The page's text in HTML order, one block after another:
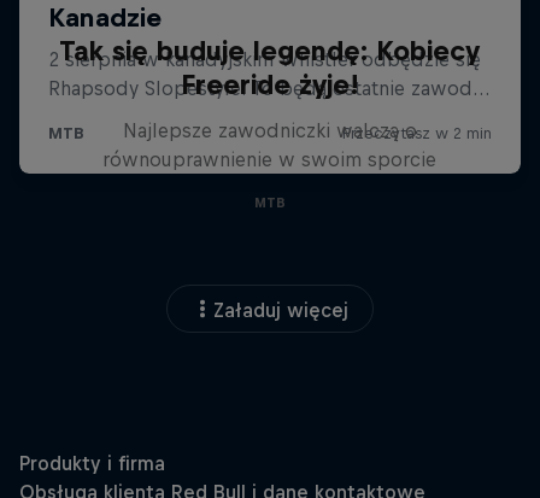
Tak się buduje legendę: Kobiecy
Freeride żyje!
Najlepsze zawodniczki walczą o
równouprawnienie w swoim sporcie
MTB
Załaduj więcej